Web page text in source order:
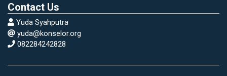
Ryan, K. & Bohlin, K. 2000. Teacher Education's
Empty Suit. Education Week on the WEB.
http://www.- edweek.org/ew/ewstory.cfm?
slug =26ryan.h19.(Diunduh 28 Februari 2020).
Contact Us
Yuda Syahputra
yuda@konselor.org
082284242828